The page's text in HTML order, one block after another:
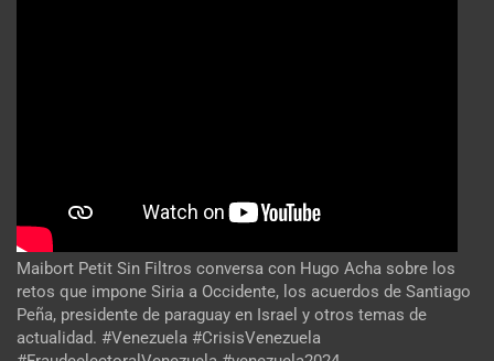
Maibort Petit Sin Filtros conversa con Hugo Acha sobre los
retos que impone Siria a Occidente, los acuerdos de Santiago
Peña, presidente de paraguay en Israel y otros temas de
actualidad. #Venezuela #CrisisVenezuela